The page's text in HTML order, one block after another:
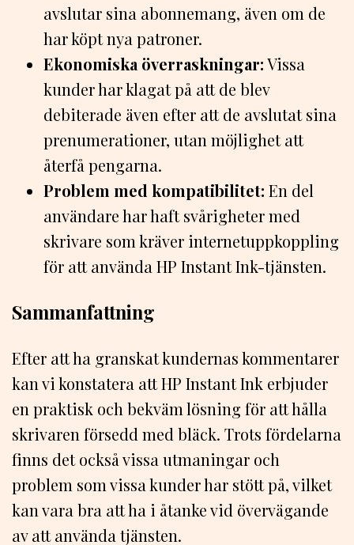
avslutar sina abonnemang, även om de
har köpt nya patroner.
Ekonomiska överraskningar:Vissa
kunder har klagat på att de blev
debiterade även efter att de avslutat sina
prenumerationer, utan möjlighet att
återfå pengarna.
Problem med kompatibilitet: En del
användare har haft svårigheter med
skrivare som kräver internetuppkoppling
för att använda HP Instant Ink-tjänsten.
Sammanfattning
Efter att ha granskat kundernas kommentarer
kan vi konstatera att HP Instant Ink erbjuder
en praktisk och bekväm lösning för att hålla
skrivaren försedd med bläck. Trots fördelarna
finns det också vissa utmaningar och
problem som vissa kunder har stött på, vilket
kan vara bra att ha i åtanke vid övervägande
av att använda tjänsten.